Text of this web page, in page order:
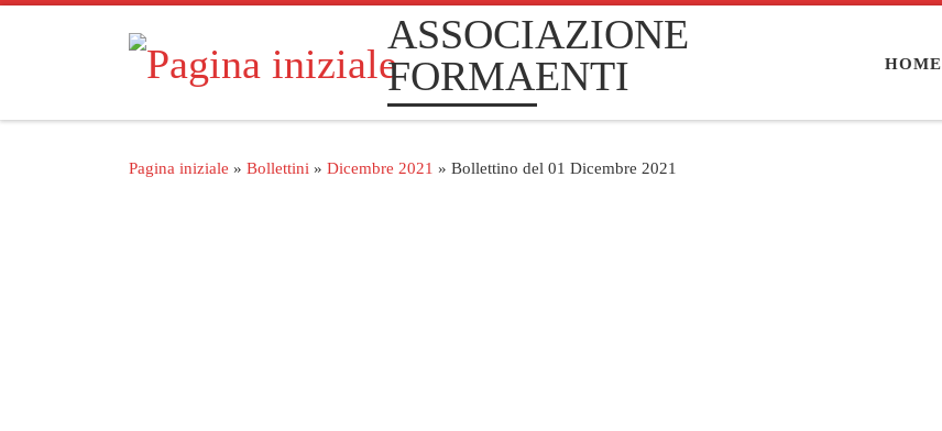
Passa al contenuto
ASSOCIAZIONE
FORMAENTI
HOME
Pagina iniziale » Bollettini » Dicembre 2021 » Bollettino del 01 Dicembre 2021